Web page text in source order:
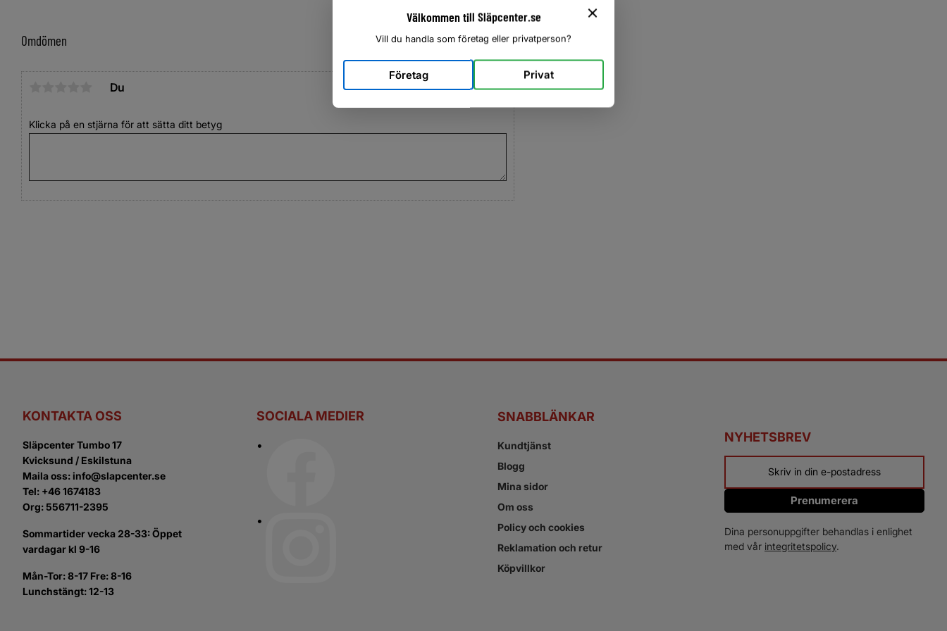
Omdömen
Du
Klicka på en stjärna för att sätta ditt betyg
NYHETSBREV
Prenumerera
Dina personuppgifter behandlas i enlighet
med vår integritetspolicy.
KONTAKTA OSS
Släpcenter Tumbo 17
Kvicksund / Eskilstuna
Maila oss: info@slapcenter.se
Tel: +46 1674183
Org: 556711-2395
Sommartider vecka 28-33: Öppet
vardagar kl 9-16
Mån-Tor: 8-17 Fre: 8-16
Lunchstängt: 12-13
SOCIALA MEDIER SNABBLÄNKAR
Kundtjänst
Blogg
Mina sidor
Om oss
Policy och cookies
Reklamation och retur
Köpvillkor
Välkommen till Släpcenter.se
Vill du handla som företag eller privatperson?
Företag Privat